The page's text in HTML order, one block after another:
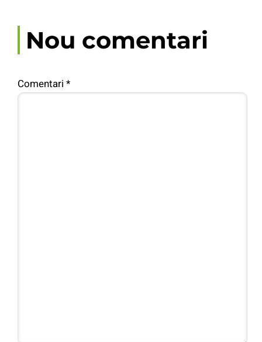
Nou comentari
Comentari *